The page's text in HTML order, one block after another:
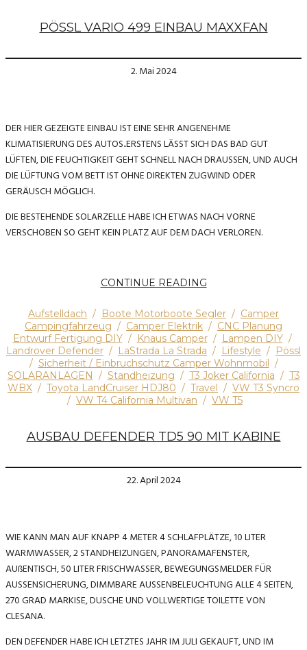
PÖSSL VARIO 499 EINBAU MAXXFAN
2. Mai 2024
DER HIER GEZEIGTE EINBAU IST EINE SEHR ANGENEHME
KLIMATISIERUNG DES AUTOS..ERSTENS LÄSST SICH DAS BAD GUT
LÜFTEN, DIE FEUCHTIGKEIT GEHT SCHNELL NACH DRAUSSEN, UND AUCH
DIE LÜFTUNG VOM BETT IST OHNE DIREKTEN ZUGWIND ODER
GERÄUSCH MÖGLICH.
DIE BESTEHENDE SOLARZELLE HABE ICH ETWAS NACH VORNE
VERSCHOBEN SO GEHT KEIN PLATZ AUF DEM DACH VERLOREN.
CONTINUE READING
Aufstelldach / Boote Motorboote Segler / Camper
Campingfahrzeug / Camper Elektrik / CNC Planung
Entwurf Fertigung DIY/ Knaus Camper/ Lampen DIY/
Landrover Defender / LaStrada La Strada / Lifestyle / Pössl
/ Sicherheit / Einbruchschutz Camper Wohnmobil /
SOLARANLAGEN / Standheizung / T3 Joker California / T3
WBX / Toyota LandCruiser HDJ80 / Travel / VW T3 Syncro
/ VW T4 California Multivan / VW T5
AUSBAU DEFENDER TD5 90 MIT KABINE
22. April 2024
WIE KANN MAN AUF KNAPP 4 METER 4 SCHLAFPLÄTZE, 10 LITER
WARMWASSER, 2 STANDHEIZUNGEN, PANORAMAFENSTER,
AUßENTISCH, 50 LITER FRISCHWASSER, BEWEGUNGSMELDER FÜR
AUSSENSICHERUNG, DIMMBARE AUSSENBELEUCHTUNG ALLE 4 SEITEN,
270 GRAD MARKISE, DUSCHE UND VOLLWERTIGE TOILETTE VON
CLESANA.
DEN DEFENDER HABE ICH LETZTES JAHR IM JULI GEKAUFT, UND IM